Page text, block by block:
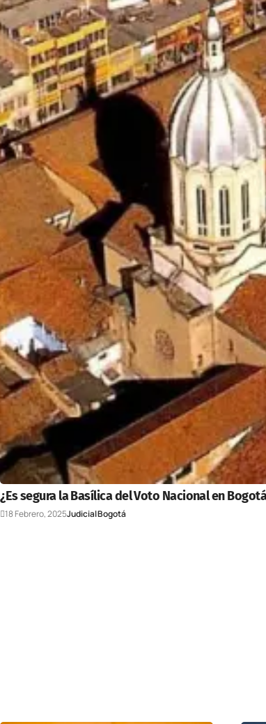
¿Es segura la Basílica del Voto Nacional en
18 Febrero, 2025JudicialBogotá